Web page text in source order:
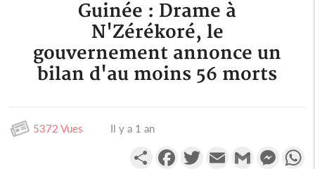
Guinée : Drame à
N'Zérékoré, le
gouvernement annonce un
bilan d'au moins 56 morts
5372 Vues Il y a 1 an
PartagerFacebookTwitterEmail Gmail